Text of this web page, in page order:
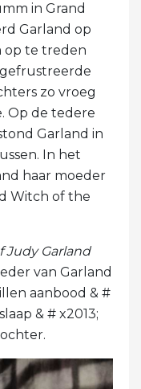
in Grand
Garland op
op te treden
zo vroeg
Op de tedere
Garland in
In het
haar moeder
Witch of the
Judy Garland
van Garland
aanbood & #
& # x2013;